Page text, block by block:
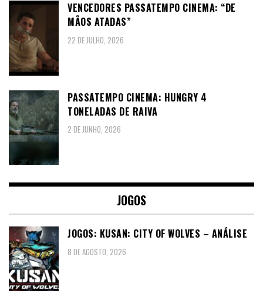
VENCEDORES PASSATEMPO CINEMA: “DE
MÃOS ATADAS”
22 DE JULHO, 2026
PASSATEMPO CINEMA: HUNGRY 4
TONELADAS DE RAIVA
2 DE JUNHO, 2026
JOGOS
JOGOS: KUSAN: CITY OF WOLVES – ANÁLISE
8 DE AGOSTO, 2026